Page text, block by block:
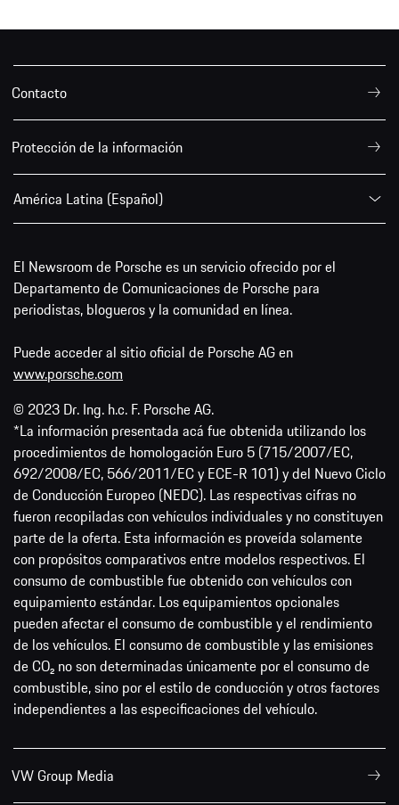
Contacto
Protección de la información
América Latina (Español)
El Newsroom de Porsche es un servicio ofrecido por el
Departamento de Comunicaciones de Porsche para
periodistas, blogueros y la comunidad en línea.
Puede acceder al sitio oficial de Porsche AG en
www.porsche.com
© 2023 Dr. Ing. h.c. F. Porsche AG.
*La información presentada acá fue obtenida utilizando los
procedimientos de homologación Euro 5 (715/2007/EC,
692/2008/EC, 566/2011/EC y ECE-R 101) y del Nuevo Ciclo
de Conducción Europeo (NEDC). Las respectivas cifras no
fueron recopiladas con vehículos individuales y no constituyen
parte de la oferta. Esta información es proveída solamente
con propósitos comparativos entre modelos respectivos. El
consumo de combustible fue obtenido con vehículos con
equipamiento estándar. Los equipamientos opcionales
pueden afectar el consumo de combustible y el rendimiento
de los vehículos. El consumo de combustible y las emisiones
de CO₂ no son determinadas únicamente por el consumo de
combustible, sino por el estilo de conducción y otros factores
independientes a las especificaciones del vehículo.
VW Group Media